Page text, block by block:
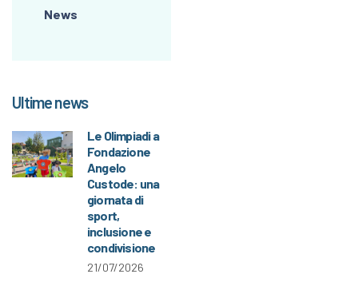
News
Ultime news
Le Olimpiadi a
Fondazione
Angelo
Custode: una
giornata di
sport,
inclusione e
condivisione
21/07/2026